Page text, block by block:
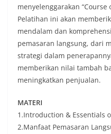
menyelenggarakan “Course
Pelatihan ini akan
mendalam dan
pemasaran langsung, dari
strategi dalam
memberikan nilai tambah
meningkatkan penjualan.
MATERI
1.Introduction & Essentials
2.Manfaat Pemasaran